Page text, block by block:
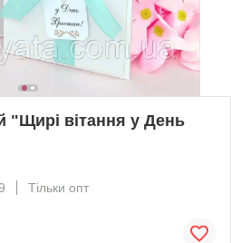
"Щирі вітання у День
Тільки опт